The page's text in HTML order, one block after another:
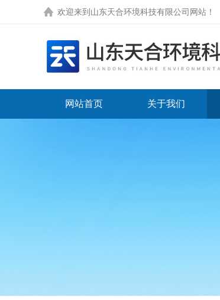
欢迎来到 山东天合环境科技有限公司网站 ！
网站首页 关于我们